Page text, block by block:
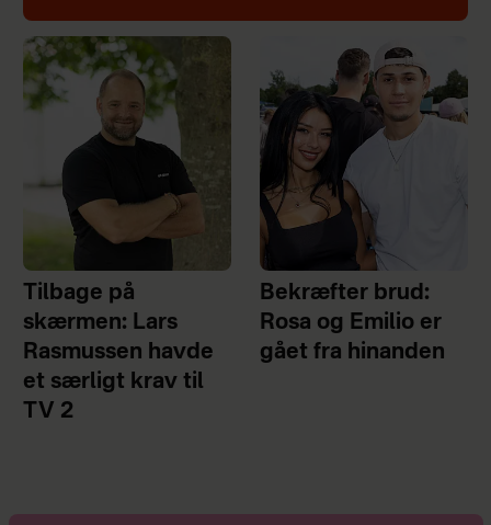
Tilbage på
skærmen: Lars
Rasmussen havde
et særligt krav til
TV 2
Bekræfter brud:
Rosa og Emilio er
gået fra hinanden